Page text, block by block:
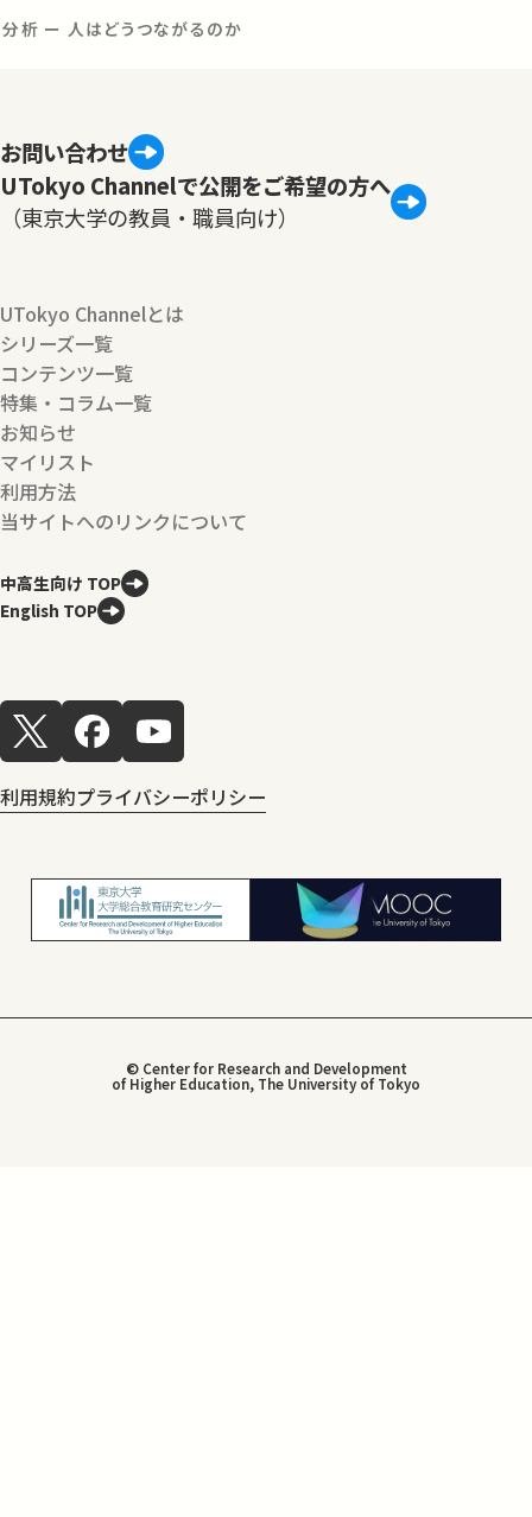
析 ー 人はどうつながるのか
お問い合わせ
UTokyo Channelで公開をご希望の方へ
（東京大学の教員・職員向け）
UTokyo Channelとは
シリーズ一覧
コンテンツ一覧
特集・コラム一覧
お知らせ
マイリスト
利用方法
当サイトへのリンクについて
中高生向け TOP
English TOP
利用規約プライバシーポリシー
© Center for Research and Development
of Higher Education, The University of Tokyo